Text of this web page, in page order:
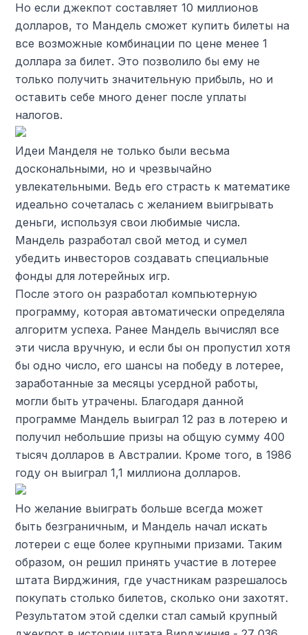
Но если джекпот составляет 10 миллионов
долларов, то Мандель сможет купить билеты на
все возможные комбинации по цене менее 1
доллара за билет. Это позволило бы ему не
только получить значительную прибыль, но и
оставить себе много денег после уплаты
налогов.
Идеи Манделя не только были весьма
доскональными, но и чрезвычайно
увлекательными. Ведь его страсть к математике
идеально сочеталась с желанием выигрывать
деньги, используя свои любимые числа.
Мандель разработал свой метод и сумел
убедить инвесторов создавать специальные
фонды для лотерейных игр.
После этого он разработал компьютерную
программу, которая автоматически определяла
алгоритм успеха. Ранее Мандель вычислял все
эти числа вручную, и если бы он пропустил хотя
бы одно число, его шансы на победу в лотерее,
заработанные за месяцы усердной работы,
могли быть утрачены. Благодаря данной
программе Мандель выиграл 12 раз в лотерею и
получил небольшие призы на общую сумму 400
тысяч долларов в Австралии. Кроме того, в 1986
году он выиграл 1,1 миллиона долларов.
Но желание выиграть больше всегда может
быть безграничным, и Мандель начал искать
лотереи с еще более крупными призами. Таким
образом, он решил принять участие в лотерее
штата Вирджиния, где участникам разрешалось
покупать столько билетов, сколько они захотят.
Результатом этой сделки стал самый крупный